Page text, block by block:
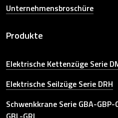
Unternehmensbroschüre
Produkte
Elektrische Kettenzüge Serie
Elektrische Seilzüge Serie DRH
Schwenkkrane Serie GBA-